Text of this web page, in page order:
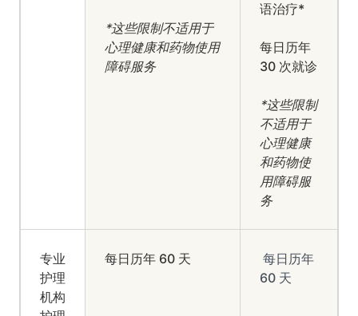
*这些限制不适用于
心理健康和药物使用
障碍服务
语治疗*
每日历年
30 次就诊
*这些限制
不适用于
心理健康
和药物使
用障碍服
务
专业
护理
机构
每日历年 60 天
每日历年
60 天